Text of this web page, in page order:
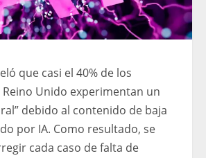
que casi el 40% de los
Unido experimentan un
debido al contenido de baja
por IA. Como resultado, se
cada caso de falta de